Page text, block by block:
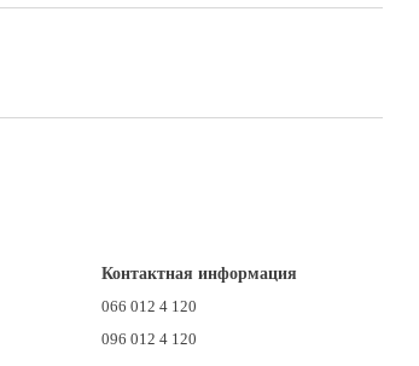
Контактная информация
066 012 4 120
096 012 4 120